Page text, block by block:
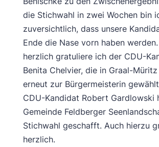
die Stichwahl in zwei Wochen bin
zuversichtlich, dass unsere
Ende die Nase vorn haben
herzlich gratuliere ich der CDU-
Benita Chelvier, die in Graal-
erneut zur Bürgermeisterin
CDU-Kandidat Robert Gardlowski
Gemeinde Feldberger
Stichwahl geschafft. Auch hierzu
herzlich.